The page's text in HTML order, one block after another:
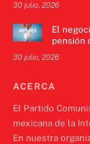
30 julio, 2026
El
pensión
30 julio, 2026
ACERCA
El Partido
mexicana de la
En nuestra